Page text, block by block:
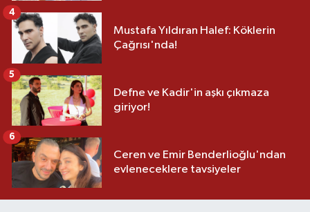
Mustafa Yıldıran Halef: Köklerin
Çağrısı'nda!
4
Defne ve Kadir'in aşkı çıkmaza
giriyor!
5
Ceren ve Emir Benderlioğlu'ndan
evleneceklere tavsiyeler
6